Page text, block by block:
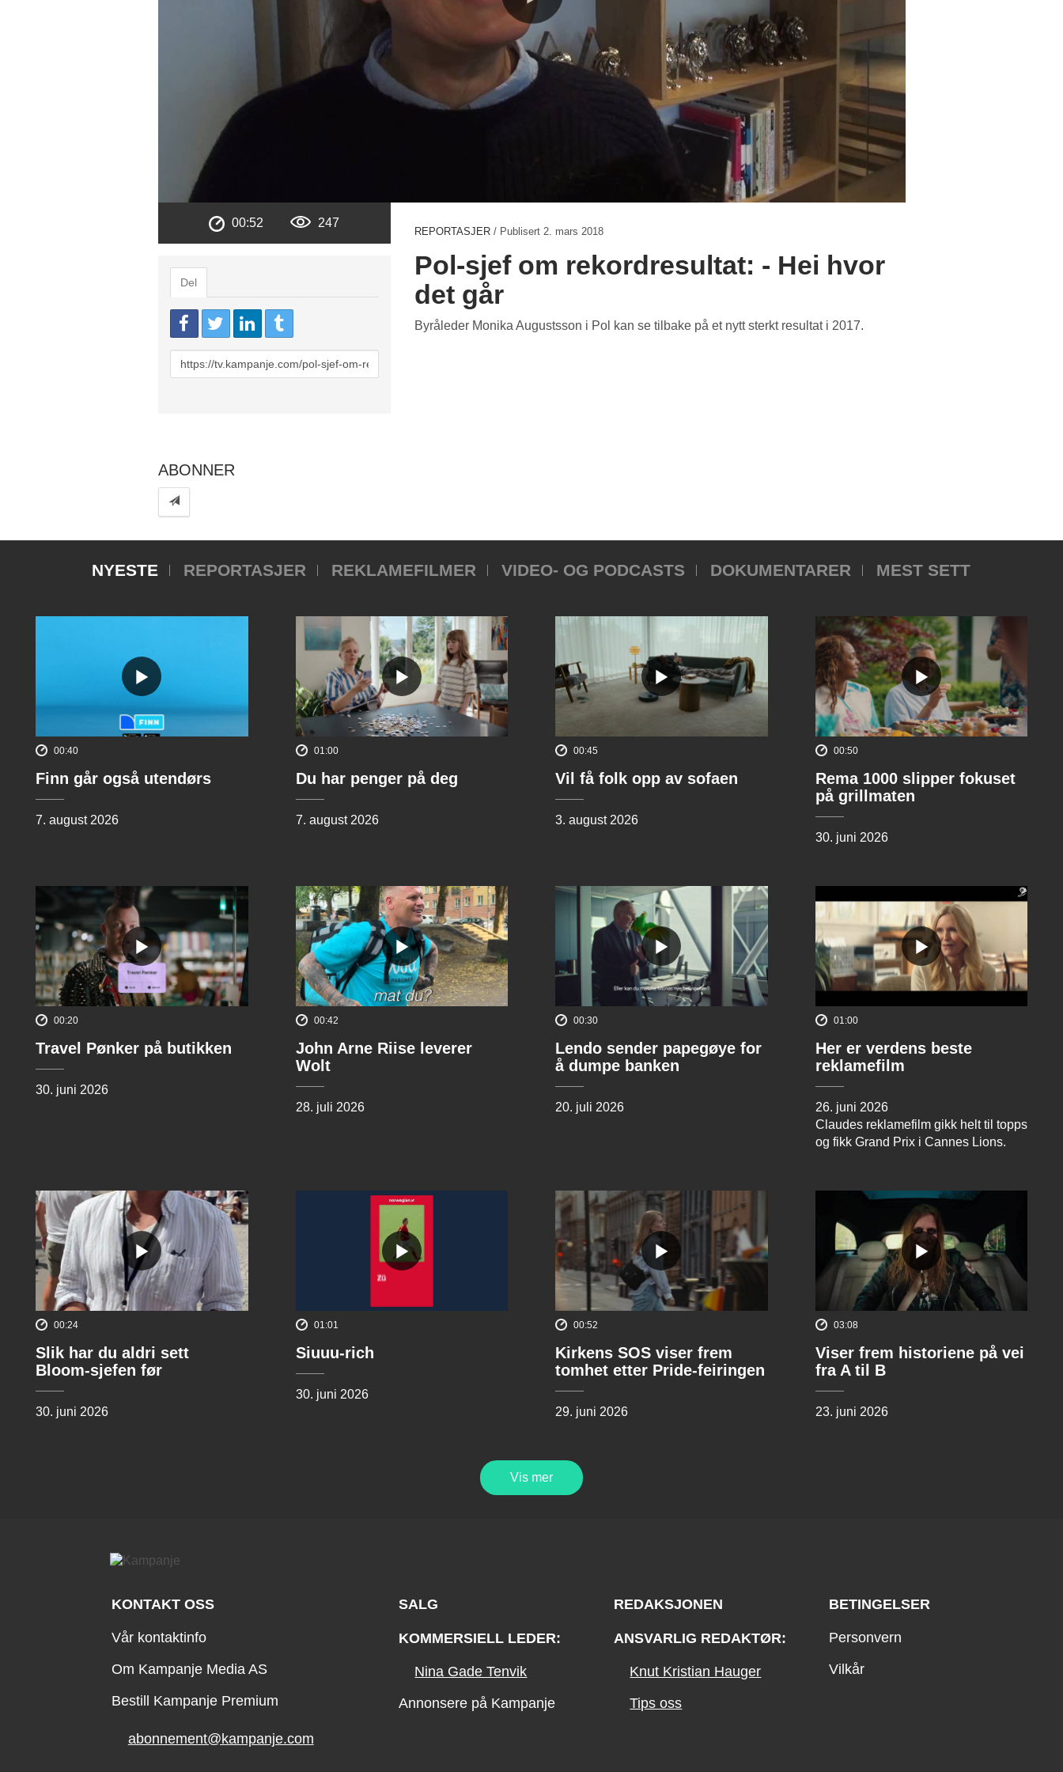
00:52 247
Del
URL
to
REPORTASJER / Publisert 2. mars 2018
Pol-sjef om rekordresultat: - Hei hvor
det går
Byråleder Monika Augustsson i Pol kan se tilbake på et nytt sterkt resultat i 2017.
ABONNER
NYESTE REPORTASJER REKLAMEFILMER VIDEO- OG PODCASTS DOKUMENTARER MEST SETT
00:40
Finn går også utendørs
7. august 2026
01:00
Du har penger på deg
7. august 2026
00:45
Vil få folk opp av sofaen
3. august 2026
00:50
Rema 1000 slipper fokuset
på grillmaten
30. juni 2026
00:20
Travel Pønker på butikken
30. juni 2026
00:42
John Arne Riise leverer
Wolt
28. juli 2026
00:30
Lendo sender papegøye for
å dumpe banken
20. juli 2026
01:00
Her er verdens beste
reklamefilm
26. juni 2026
Claudes reklamefilm gikk helt til topps
og fikk Grand Prix i Cannes Lions.
00:24
Slik har du aldri sett
Bloom-sjefen før
30. juni 2026
01:01
Siuuu-rich
30. juni 2026
00:52
Kirkens SOS viser frem
tomhet etter Pride-feiringen
29. juni 2026
03:08
Viser frem historiene på vei
fra A til B
23. juni 2026
Vis mer
KONTAKT OSS
Vår kontaktinfo
Om Kampanje Media AS
Bestill Kampanje Premium
abonnement@kampanje.com
SALG
KOMMERSIELL LEDER:
Nina Gade Tenvik
Annonsere på Kampanje
REDAKSJONEN
ANSVARLIG REDAKTØR:
Knut Kristian Hauger
Tips oss
BETINGELSER
Personvern
Vilkår